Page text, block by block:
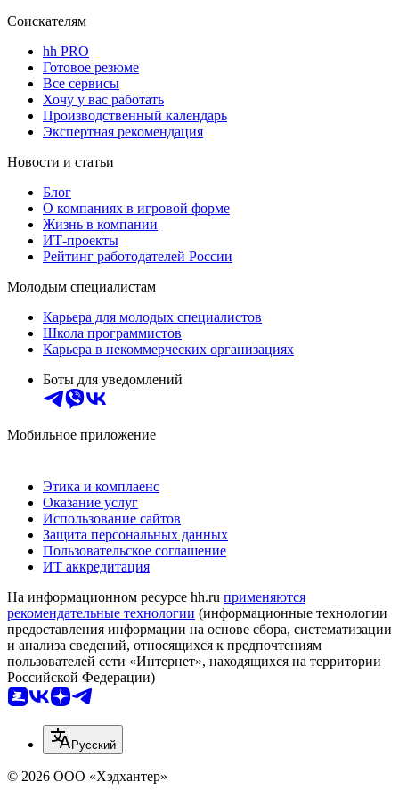
Соискателям
hh PRO
Готовое резюме
Все сервисы
Хочу у вас работать
Производственный календарь
Экспертная рекомендация
Новости и статьи
Блог
О компаниях в игровой форме
Жизнь в компании
ИТ-проекты
Рейтинг работодателей России
Молодым специалистам
Карьера для молодых специалистов
Школа программистов
Карьера в некоммерческих организациях
Боты для уведомлений
Мобильное приложение
Этика и комплаенс
Оказание услуг
Использование сайтов
Защита персональных данных
Пользовательское соглашение
ИТ аккредитация
На информационном ресурсе hh.ru применяются
рекомендательные технологии (информационные технологии
предоставления информации на основе сбора, систематизации
и анализа сведений, относящихся к предпочтениям
пользователей сети «Интернет», находящихся на территории
Российской Федерации)
Русский
© 2026 ООО «Хэдхантер»